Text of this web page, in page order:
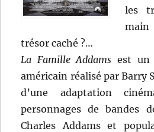
les
trésor caché ?…
La Famille Addams est un
américain réalisé par Barry
d’une adaptation
personnages de bandes
Charles Addams et